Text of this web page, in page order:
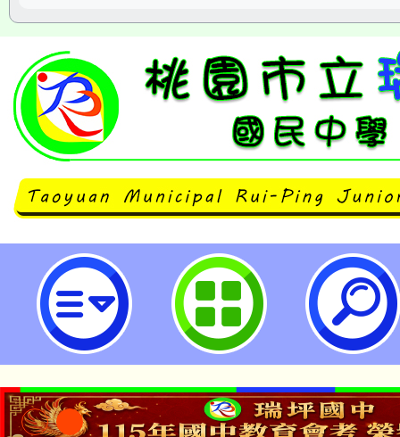
龍潭自造教育及科技中心114年09
習-桃園市立瑞坪國民中學